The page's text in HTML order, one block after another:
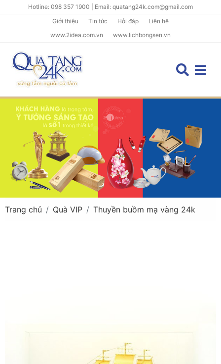
Hotline: 098 357 1900 | Email: quatang24k.com@gmail.com
Giới thiệu
Tin tức Hỏi đáp
Liên hệ
www.2idea.com.vn
www.lichbongsen.vn
Trang chủ Quà VIP Thuyền buồm mạ vàng 24k